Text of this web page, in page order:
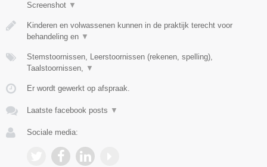
Screenshot ▼
Kinderen en volwassenen kunnen in de praktijk terecht voor
behandeling en ▼
Stemstoornissen, Leerstoornissen (rekenen, spelling),
Taalstoornissen, ▼
Er wordt gewerkt op afspraak.
Laatste facebook posts ▼
Sociale media: